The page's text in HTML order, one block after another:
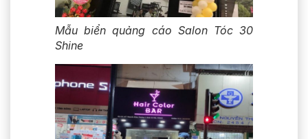
Mẫu biển quảng cáo Salon Tóc 30
Shine